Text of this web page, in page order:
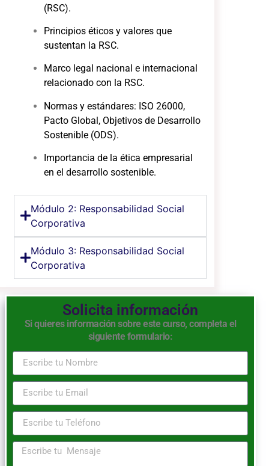
(RSC).
Principios éticos y valores que
sustentan la RSC.
Marco legal nacional e internacional
relacionado con la RSC.
Normas y estándares: ISO 26000,
Pacto Global, Objetivos de Desarrollo
Sostenible (ODS).
Importancia de la ética empresarial
en el desarrollo sostenible.
Módulo 2: Responsabilidad Social
Corporativa
Módulo 3: Responsabilidad Social
Corporativa
Solicita información
Si quieres información sobre este curso, completa el
siguiente formulario: